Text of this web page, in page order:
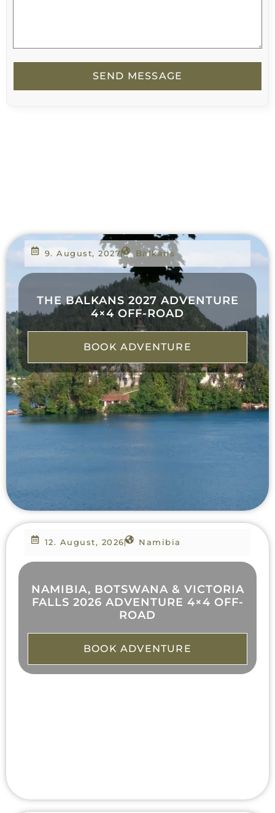
SEND MESSAGE
9. August, 2027 Balkans
THE BALKANS 2027 ADVENTURE
4×4 OFF-ROAD
BOOK ADVENTURE
12. August, 2026 Namibia
NAMIBIA, BOTSWANA & VICTORIA
FALLS 2026 ADVENTURE 4×4 OFF-
ROAD
BOOK ADVENTURE